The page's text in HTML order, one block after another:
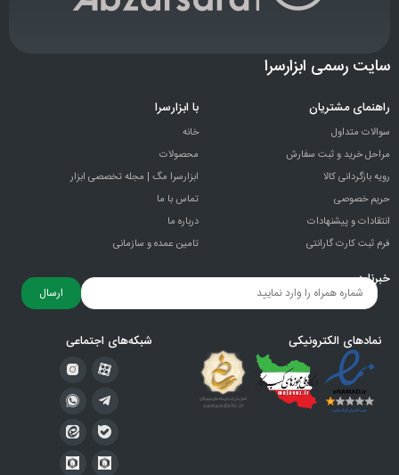
سایت رسمی ابزارسرا
راهنمای مشتریان
سوالات متداول
مراحل خرید و ثبت سفارش
رویه بازگردانی کالا
حریم خصوصی
انتقادات و پيشنهادات
فرم ثبت کارت گارانتی
با ابزارسرا
خانه
محصولات
ابزارسرا مگ | مجله تخصصی ابزار
تماس با ما
درباره ما
تامین عمده و سازمانی
خبرنامه
ارسال
نمادهای الکترونیکی شبکه‌های اجتماعی